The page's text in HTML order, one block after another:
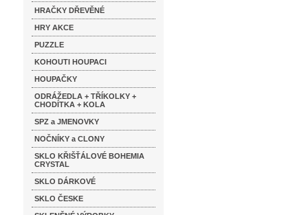
HRAČKY DŘEVĚNÉ
HRY AKCE
PUZZLE
KOHOUTI HOUPACI
HOUPAČKY
ODRÁŽEDLA + TŘÍKOLKY +
CHODÍTKA + KOLA
SPZ a JMENOVKY
NOČNÍKY a CLONY
SKLO KŘIŠŤÁLOVÉ BOHEMIA
CRYSTAL
SKLO DÁRKOVÉ
SKLO ČESKE